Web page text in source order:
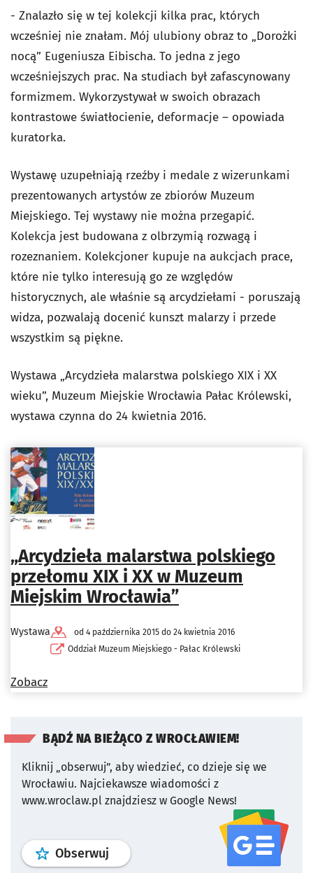
- Znalazło się w tej kolekcji kilka prac, których
wcześniej nie znałam. Mój ulubiony obraz to „Dorożki
nocą” Eugeniusza Eibischa. To jedna z jego
wcześniejszych prac. Na studiach był zafascynowany
formizmem. Wykorzystywał w swoich obrazach
kontrastowe światłocienie, deformacje – opowiada
kuratorka.
Wystawę uzupełniają rzeźby i medale z wizerunkami
prezentowanych artystów ze zbiorów Muzeum
Miejskiego. Tej wystawy nie można przegapić.
Kolekcja jest budowana z olbrzymią rozwagą i
rozeznaniem. Kolekcjoner kupuje na aukcjach prace,
które nie tylko interesują go ze względów
historycznych, ale właśnie są arcydziełami - poruszają
widza, pozwalają docenić kunszt malarzy i przede
wszystkim są piękne.
Wystawa „Arcydzieła malarstwa polskiego XIX i XX
wieku”, Muzeum Miejskie Wrocławia Pałac Królewski,
wystawa czynna do 24 kwietnia 2016.
„Arcydzieła malarstwa polskiego
przełomu XIX i XX w Muzeum
Miejskim Wrocławia”
Wystawa
od 4 października 2015 do 24 kwietnia 2016
Oddział Muzeum Miejskiego - Pałac Królewski
Zobacz
BĄDŹ NA BIEŻĄCO Z WROCŁAWIEM!
Kliknij „obserwuj”, aby wiedzieć, co dzieje się we
Wrocławiu. Najciekawsze wiadomości z
www.wroclaw.pl znajdziesz w Google News!
Obserwuj profil serwisu